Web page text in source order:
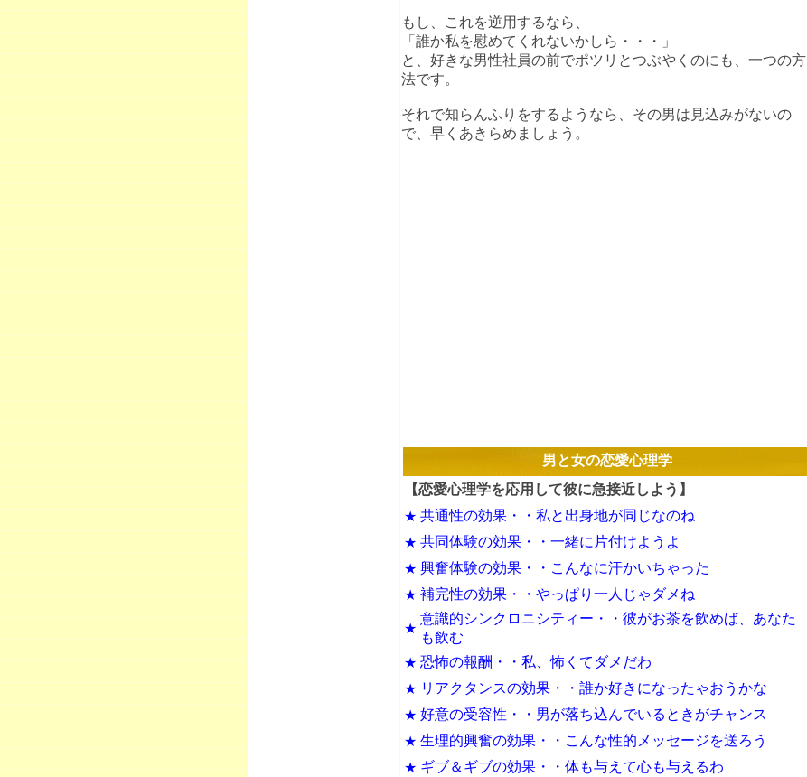
もし、これを逆用するなら、
「誰か私を慰めてくれないかしら・・・」
と、好きな男性社員の前でポツリとつぶやくのにも、一つの方
法です。
それで知らんふりをするようなら、その男は見込みがないの
で、早くあきらめましょう。
男と女の恋愛心理学
【恋愛心理学を応用して彼に急接近しよう】
★ 共通性の効果・・私と出身地が同じなのね
★ 共同体験の効果・・一緒に片付けようよ
★ 興奮体験の効果・・こんなに汗かいちゃった
★ 補完性の効果・・やっぱり一人じゃダメね
★
意識的シンクロニシティー・・彼がお茶を飲めば、あなた
も飲む
★ 恐怖の報酬・・私、怖くてダメだわ
★ リアクタンスの効果・・誰か好きになったゃおうかな
★ 好意の受容性・・男が落ち込んでいるときがチャンス
★ 生理的興奮の効果・・こんな性的メッセージを送ろう
★ ギブ＆ギブの効果・・体も与えて心も与えるわ